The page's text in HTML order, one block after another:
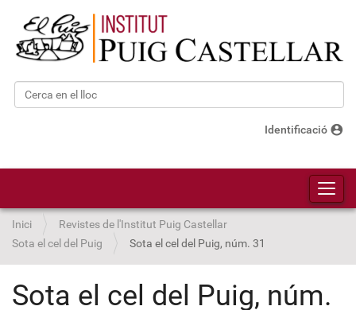
Cerca
Identificació account_circle
Inici
Revistes de l'Institut Puig Castellar
Sota el cel del Puig
Sota el cel del Puig, núm. 31
Sota el cel del Puig, núm.